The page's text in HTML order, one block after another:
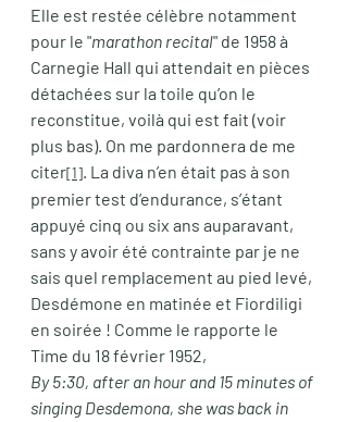
Elle est restée célèbre notamment
pour le "marathon recital" de 1958 à
Carnegie Hall qui attendait en pièces
détachées sur la toile qu’on le
reconstitue, voilà qui est fait (voir
plus bas). On me pardonnera de me
citer[1]. La diva n’en était pas à son
premier test d’endurance, s’étant
appuyé cinq ou six ans auparavant,
sans y avoir été contrainte par je ne
sais quel remplacement au pied levé,
Desdémone en matinée et Fiordiligi
en soirée ! Comme le rapporte le
Time du 18 février 1952,
By 5:30, after an hour and 15 minutes of
singing Desdemona, she was back in